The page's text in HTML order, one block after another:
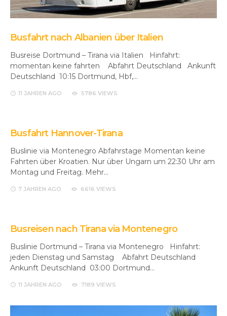
Busfahrt nach Albanien über Italien
Busreise Dortmund – Tirana via Italien Hinfahrt:
momentan keine fahrten Abfahrt Deutschland Ankunft
Deutschland 10:15 Dortmund, Hbf,…
11 JAHREN AGO 5786 VIEWS
Busfahrt Hannover-Tirana
Buslinie via Montenegro Abfahrstage Momentan keine
Fahrten über Kroatien. Nur über Ungarn um 22:30 Uhr am
Montag und Freitag. Mehr…
7 JAHREN AGO 6616 VIEWS
Busreisen nach Tirana via Montenegro
Buslinie Dortmund – Tirana via Montenegro Hinfahrt:
jeden Dienstag und Samstag Abfahrt Deutschland
Ankunft Deutschland 03:00 Dortmund…
11 JAHREN AGO 7189 VIEWS